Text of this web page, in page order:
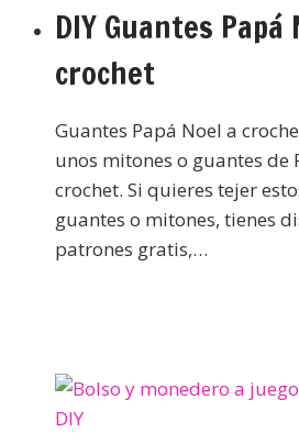
DIY Guantes Papá
crochet
Guantes Papá Noel a
unos mitones o guantes de
crochet. Si quieres tejer
guantes o mitones, tienes
patrones gratis,…